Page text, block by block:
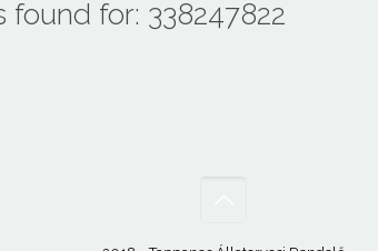
found for: 338247822